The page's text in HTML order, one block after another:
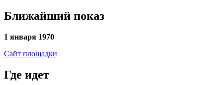
Ближайший показ
1 января 1970
Сайт площадки
Где идет